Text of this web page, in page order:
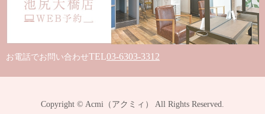
お電話でお問い合わせTEL03-6303-3312
Copyright © Acmi（アクミィ） All Rights Reserved.